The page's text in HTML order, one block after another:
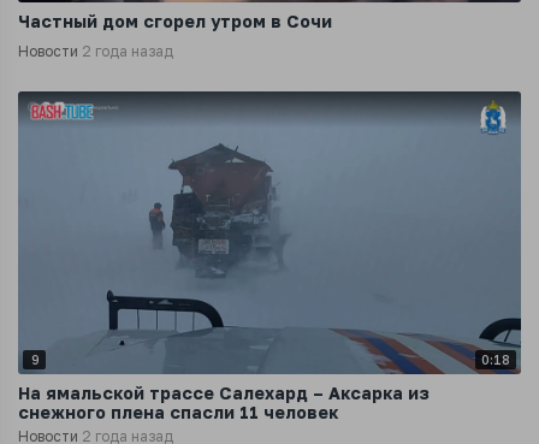
Частный дом сгорел утром в Сочи
Новости 2 года назад
9 0:18
На ямальской трассе Салехард – Аксарка из
снежного плена спасли 11 человек
Новости 2 года назад